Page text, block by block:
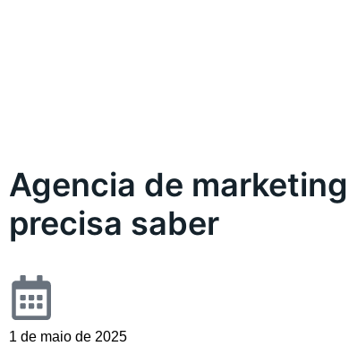
Agencia de
precisa saber
1 de maio de 2025